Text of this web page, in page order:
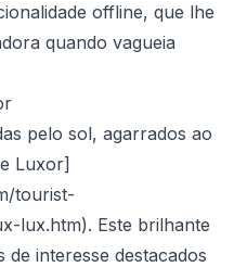
offline, que lhe
quando vagueia
pelo sol, agarrados ao
Luxor]
tourist-
lux.htm). Este brilhante
interesse destacados